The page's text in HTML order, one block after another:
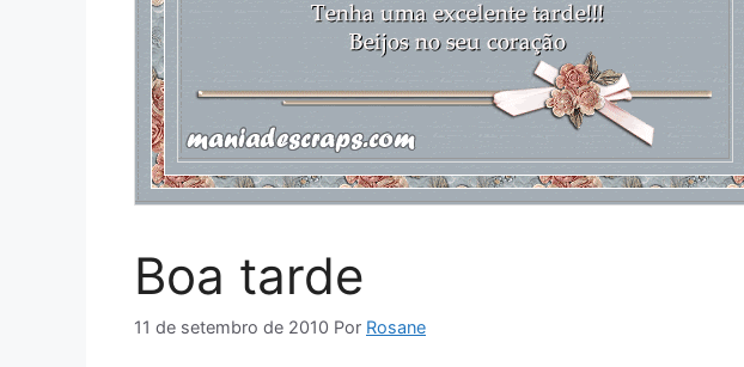
Boa tarde
11 de setembro de 2010 Por Rosane